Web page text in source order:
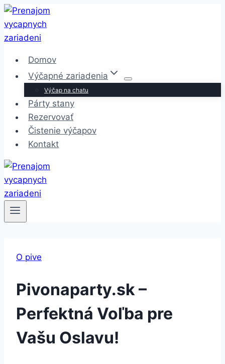
Skip
to
content
Domov
Výčapné zariadenia
Výčap na chatu
Párty stany
Rezervovať
Čistenie výčapov
Kontakt
O pive
Pivonaparty.sk –
Perfektná Voľba pre
Vašu Oslavu!